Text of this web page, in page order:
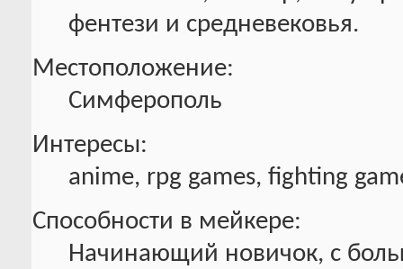
фентези и средневековья.
Местоположение:
Симферополь
Интересы:
anime, rpg games, fighting
Способности в мейкере:
Начинающий новичок, с